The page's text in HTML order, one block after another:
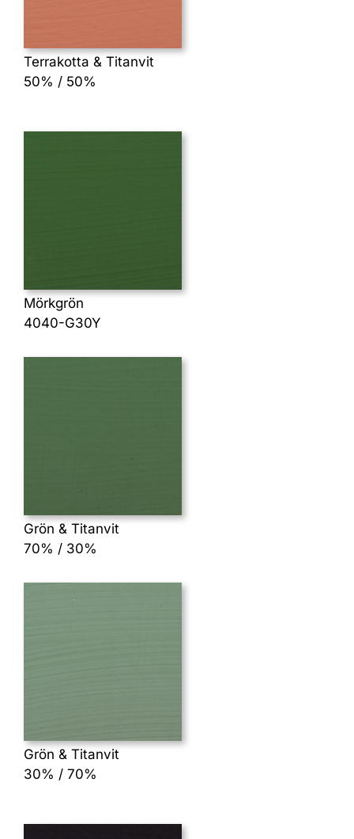
Terrakotta & Titanvit
50% / 50%
Mörkgrön
4040-G30Y
Grön & Titanvit
70% / 30%
Grön & Titanvit
30% / 70%